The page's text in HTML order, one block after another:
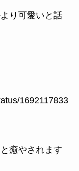
り可愛いと話
1692117833
癒やされます